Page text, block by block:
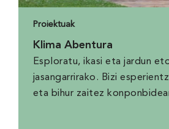
Proiektuak
Klima Abentura
Esploratu, ikasi eta jardun
jasangarrirako. Bizi
eta bihur zaitez